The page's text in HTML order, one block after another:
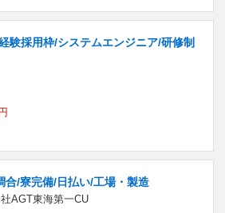
験採用枠/システムエンジニア/研修制
合/寮完備/日払い/工場・製造
AGT東海第一CU